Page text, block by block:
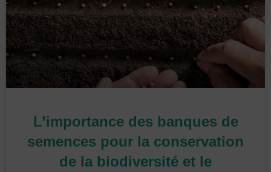
L’importance des banques de
semences pour la conservation
de la biodiversité et le